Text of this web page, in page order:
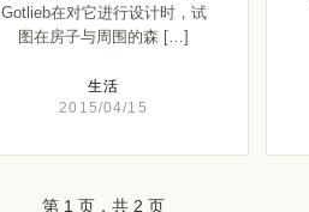
Gotlieb在对它进行设计时，试
图在房子与周围的森 […]
生活
2015/04/15
第 1 页，共 2 页